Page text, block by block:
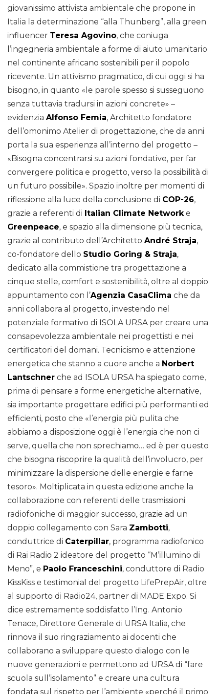
giovanissimo attivista ambientale che propone in
Italia la determinazione “alla Thunberg”, alla green
influencer Teresa Agovino, che coniuga
l’ingegneria ambientale a forme di aiuto umanitario
nel continente africano sostenibili per il popolo
ricevente. Un attivismo pragmatico, di cui oggi si ha
bisogno, in quanto «le parole spesso si susseguono
senza tuttavia tradursi in azioni concrete» –
evidenzia Alfonso Femia, Architetto fondatore
dell’omonimo Atelier di progettazione, che da anni
porta la sua esperienza all’interno del progetto –
«Bisogna concentrarsi su azioni fondative, per far
convergere politica e progetto, verso la possibilità di
un futuro possibile». Spazio inoltre per momenti di
riflessione alla luce della conclusione di COP-26,
grazie a referenti di Italian Climate Networke
Greenpeace, e spazio alla dimensione più tecnica,
grazie al contributo dell’Architetto André Straja,
co-fondatore dello Studio Goring & Straja,
dedicato alla commistione tra progettazione a
cinque stelle, comfort e sostenibilità, oltre al doppio
appuntamento con l’Agenzia CasaClima che da
anni collabora al progetto, investendo nel
potenziale formativo di ISOLA URSA per creare una
consapevolezza ambientale nei progettisti e nei
certificatori del domani. Tecnicismo e attenzione
energetica che stanno a cuore anche a Norbert
Lantschner che ad ISOLA URSA ha spiegato come,
prima di pensare a forme energetiche alternative,
sia importante progettare edifici più performanti ed
efficienti, posto che «l’energia più pulita che
abbiamo a disposizione oggi è l’energia che non ci
serve, quella che non sprechiamo… ed è per questo
che bisogna riscoprire la qualità dell’involucro, per
minimizzare la dispersione delle energie e farne
tesoro». Moltiplicata in questa edizione anche la
collaborazione con referenti delle trasmissioni
radiofoniche di maggior successo, grazie ad un
doppio collegamento con Sara Zambotti,
conduttrice di Caterpillar, programma radiofonico
di Rai Radio 2 ideatore del progetto “M’illumino di
Meno”, e Paolo Franceschini, conduttore di Radio
KissKiss e testimonial del progetto LifePrepAir, oltre
al supporto di Radio24, partner di MADE Expo. Si
dice estremamente soddisfatto l’Ing. Antonio
Tenace, Direttore Generale di URSA Italia, che
rinnova il suo ringraziamento ai docenti che
collaborano a sviluppare questo dialogo con le
nuove generazioni e permettono ad URSA di “fare
scuola sull’isolamento” e creare una cultura
fondata sul rispetto per l’ambiente «perché il primo